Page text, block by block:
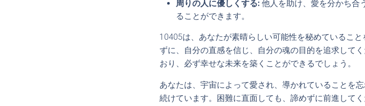
周りの人に優しくする: 他人を助け、愛を分かち合
ることができます。
10405は、あなたが素晴らしい可能性を秘めているこ
ずに、自分の直感を信じ、自分の魂の目的を追求して
おり、必ず幸せな未来を築くことができるでしょう。
あなたは、宇宙によって愛され、導かれていることを
続けています。困難に直面しても、諦めずに前進して